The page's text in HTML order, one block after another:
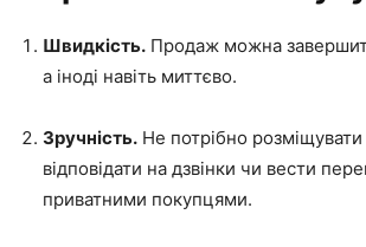
Швидкість. Продаж можна
а іноді навіть миттєво.
Зручність. Не потрібно
відповідати на дзвінки чи вести
приватними покупцями.